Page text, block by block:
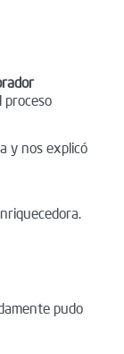
proceso
y nos explicó
pudo